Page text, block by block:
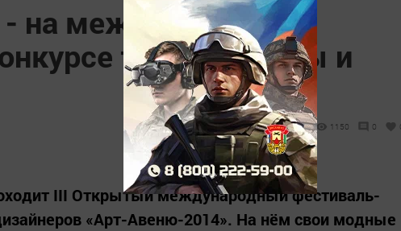
на международном
театров моды и
1150 0
III Открытый международный фестиваль-
«Арт-Авеню-2014». На нём свои модные